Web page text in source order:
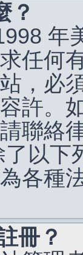
？
年
任何
，必
許。
聯絡
以下
各種
冊？